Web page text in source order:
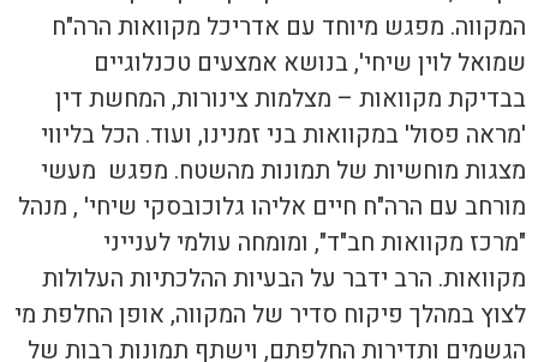
המקווה. מפגש מיוחד עם אדריכל מקוואות הרה"ח
שמואל לוין שיחי', בנושא אמצעים טכנלוגיים
בבדיקת מקוואות – מצלמות צינורות, המחשת דין
'מראה פסול' במקוואות בני זמנינו, ועוד. הכל בליווי
מצגות מוחשיות של תמונות מהשטח. מפגש מעשי
מורחב עם הרה"ח חיים אליהו גלוכובסקי שיחי' , מנהל
"מרכז מקוואות חב"ד", ומומחה עולמי לענייני
מקוואות. הרב ידבר על הבעיות ההלכתיות העלולות
לצוץ במהלך פיקוח סדיר של המקווה, אופן החלפת מי
הגשמים ותדירות החלפתם, וישתף תמונות רבות של